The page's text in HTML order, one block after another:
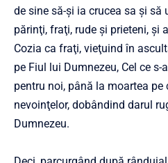
de sine să-şi ia crucea sa şi să
părinţi, fraţi, rude şi prieteni, şi
Cozia ca fraţi, vieţuind în
pe Fiul lui Dumnezeu, Cel ce
pentru noi, până la moartea pe
nevoinţelor, dobândind darul
Dumnezeu.